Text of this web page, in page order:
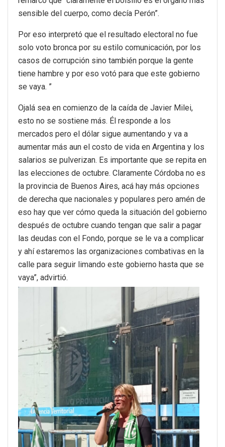
sensible del cuerpo, como decía Perón”.
Por eso interpretó que el resultado electoral no fue
solo voto bronca por su estilo comunicación, por los
casos de corrupción sino también porque la gente
tiene hambre y por eso votó para que este gobierno
se vaya. ”
Ojalá sea en comienzo de la caída de Javier Milei,
esto no se sostiene más. Él responde a los
mercados pero el dólar sigue aumentando y va a
aumentar más aun el costo de vida en Argentina y los
salarios se pulverizan. Es importante que se repita en
las elecciones de octubre. Claramente Córdoba no es
la provincia de Buenos Aires, acá hay más opciones
de derecha que nacionales y populares pero amén de
eso hay que ver cómo queda la situación del gobierno
después de octubre cuando tengan que salir a pagar
las deudas con el Fondo, porque se le va a complicar
y ahí estaremos las organizaciones combativas en la
calle para seguir limando este gobierno hasta que se
vaya”, advirtió.